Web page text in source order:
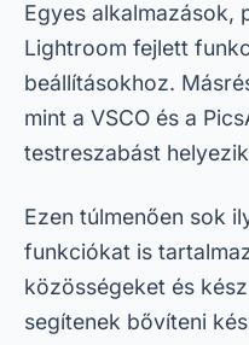
Egyes alkalmazások,
Lightroom fejlett
beállításokhoz.
mint a VSCO és a
testreszabást
Ezen túlmenően sok
funkciókat is
közösségeket és
segítenek bővíteni